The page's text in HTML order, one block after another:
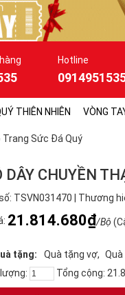
Hotline
THIÊN NHIÊN VÒNG
Trang Sức Đá Quý
DÂY CHUYỀN
TSVN031470 | Thương
21.814.680₫/Bộ
tặng: Quà tặng vợ
Tổng cộng: